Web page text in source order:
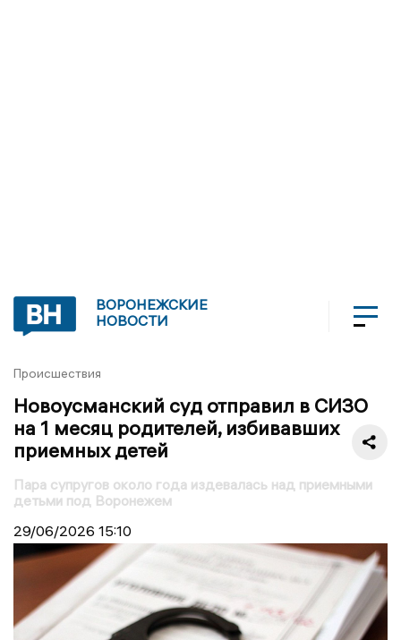
ВОРОНЕЖСКИЕ
НОВОСТИ
Происшествия
Новоусманский суд отправил в СИЗО
на 1 месяц родителей, избивавших
приемных детей
Пара супругов около года издевалась над приемными
детьми под Воронежем
29/06/2026 15:10